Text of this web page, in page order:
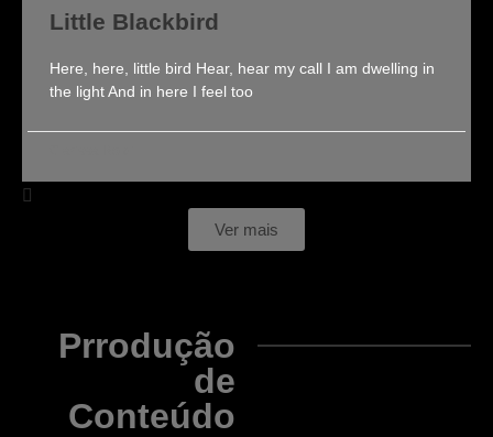
Little Blackbird
Here, here, little bird Hear, hear my call I am dwelling in
the light And in here I feel too
Ver mais
Prrodução
de
Conteúdo